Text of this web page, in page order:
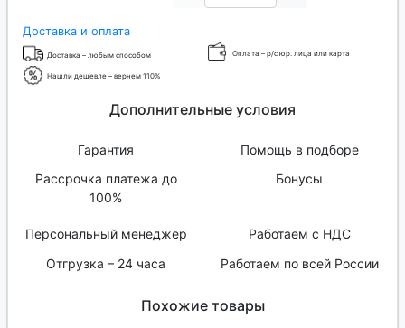
Доставка и оплата
Доставка – любым способом Оплата – р/с юр. лица или карта
Нашли дешевле – вернем 110%
Дополнительные условия
Гарантия
Помощь в подборе
Рассрочка платежа до
100%
Бонусы
Персональный менеджер
Работаем с НДС
Отгрузка – 24 часа
Работаем по всей России
Похожие товары